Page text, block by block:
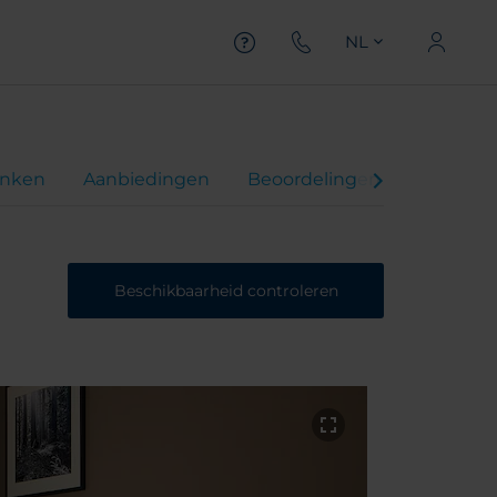
NL
Aanbiedingen Beoordelingen
Beschikbaarheid controleren